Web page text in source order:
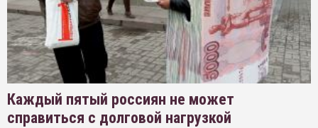
Каждый пятый россиян не может
справиться с долговой нагрузкой